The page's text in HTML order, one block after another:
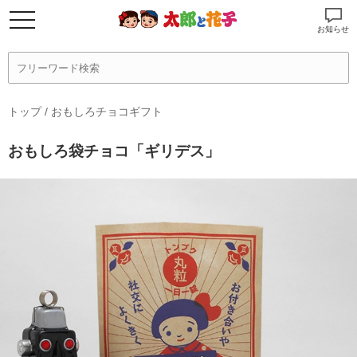
お知らせ
トップ/ おもしろチョコギフト
おもしろ袋チョコ「ギリデス」